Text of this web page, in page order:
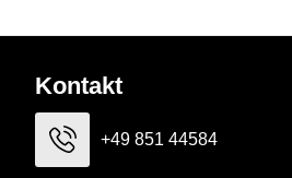
Kontakt
+49 851 44584